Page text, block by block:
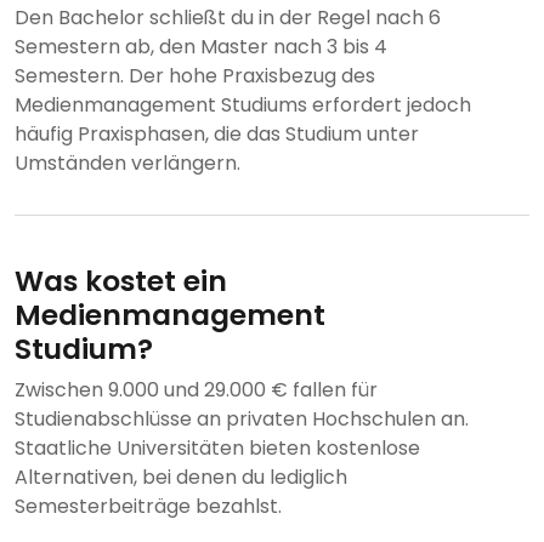
Den Bachelor schließt du in der Regel nach 6
Semestern ab, den Master nach 3 bis 4
Semestern. Der hohe Praxisbezug des
Medienmanagement Studiums erfordert jedoch
häufig Praxisphasen, die das Studium unter
Umständen verlängern.
Was kostet ein
Medienmanagement
Studium?
Zwischen 9.000 und 29.000 € fallen für
Studienabschlüsse an privaten Hochschulen an.
Staatliche Universitäten bieten kostenlose
Alternativen, bei denen du lediglich
Semesterbeiträge bezahlst.